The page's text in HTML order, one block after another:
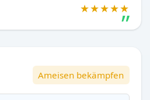
★★★★★
Ameisen bekämpfen